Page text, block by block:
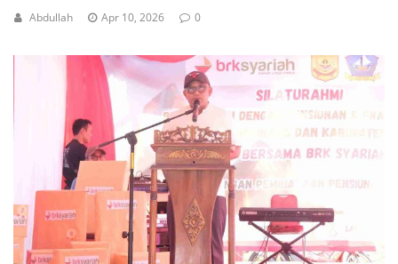
Abdullah Apr 10, 2026 0